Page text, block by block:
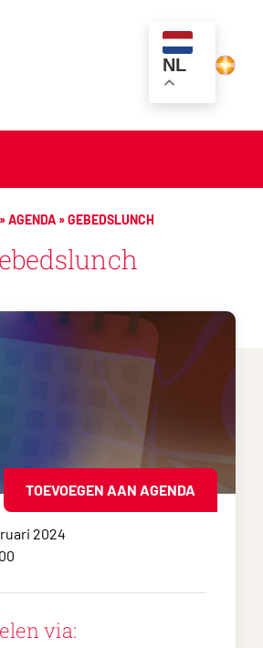
NL
AGENDA»GEBEDSLUNCH
TOEVOEGEN AAN AGENDA
2024
via: